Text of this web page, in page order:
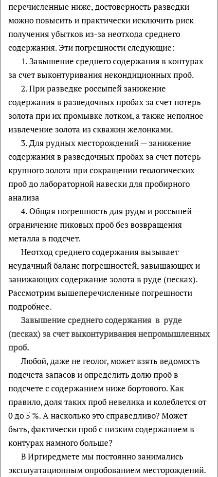
перечисленные ниже, достоверность разведки
можно повысить и практически исключить риск
получения убытков из-за неотхода среднего
содержания. Эти погрешности следующие:
1. Завышение среднего содержания в контурах
за счет выконтуривания некондиционных проб.
2. При разведке россыпей занижение
содержания в разведочных пробах за счет потерь
золота при их промывке лотком, а также неполное
извлечение золота из скважин желонками.
3. Для рудных месторождений — занижение
содержания в разведочных пробах за счет потерь
крупного золота при сокращении геологических
проб до лабораторной навески для пробирного
анализа
4. Общая погрешность для руды и россыпей —
ограничение пиковых проб без возвращения
металла в подсчет.
Неотход среднего содержания вызывает
неудачный баланс погрешностей, завышающих и
занижающих содержание золота в руде (песках).
Рассмотрим вышеперечисленные погрешности
подробнее.
Завышение среднего содержания в руде
(песках) за счет выконтуривания непромышленных
проб.
Любой, даже не геолог, может взять ведомость
подсчета запасов и определить долю проб в
подсчете с содержанием ниже бортового. Как
правило, доля таких проб невелика и колеблется от
0 до 5 %. А насколько это справедливо? Может
быть, фактически проб с низким содержанием в
контурах намного больше?
В Иргиредмете мы постоянно занимались
эксплуатационным опробованием месторождений.